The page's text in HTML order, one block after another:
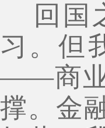
回国
习。但
——商业
撑。金